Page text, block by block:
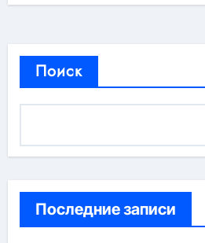
Поиск
Последние записи